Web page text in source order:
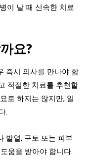
이 날 때 신속한 치료
요?
즉시 의사를 만나야 합
적절한 치료를 추천할
로 하지는 않지만, 일
.
발열, 구토 또는 피부
움을 받아야 합니다.